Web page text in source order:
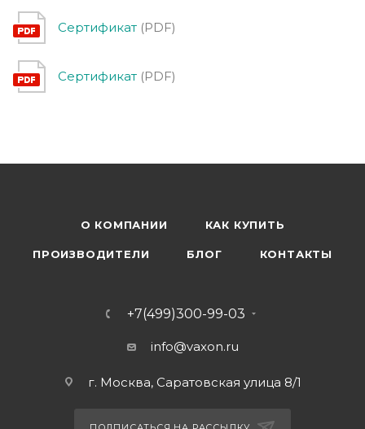
Сертификат (PDF)
Сертификат (PDF)
О КОМПАНИИ КАК КУПИТЬ
ПРОИЗВОДИТЕЛИ БЛОГ КОНТАКТЫ
+7(499)300-99-03
info@vaxon.ru
г. Москва, Саратовская улица 8/1